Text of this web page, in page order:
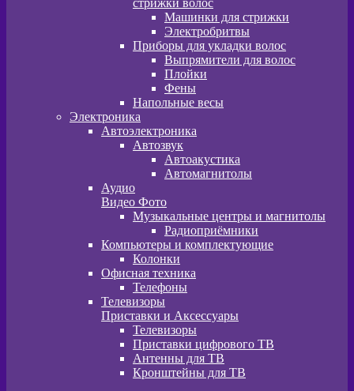
стрижки волос
Машинки для стрижки
Электробритвы
Приборы для укладки волос
Выпрямители для волос
Плойки
Фены
Напольные весы
Электроника
Автоэлектроника
Автозвук
Автоакустика
Автомагнитолы
Аудио
Видео Фото
Музыкальные центры и магнитолы
Радиоприёмники
Компьютеры и комплектующие
Колонки
Офисная техника
Телефоны
Телевизоры
Приставки и Аксессуары
Телевизоры
Приставки цифрового ТВ
Антенны для ТВ
Кронштейны для ТВ